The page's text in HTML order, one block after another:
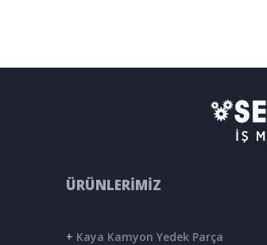
ÜRÜNLERİMİZ
+ Kaya Kamyon Yedek Parça